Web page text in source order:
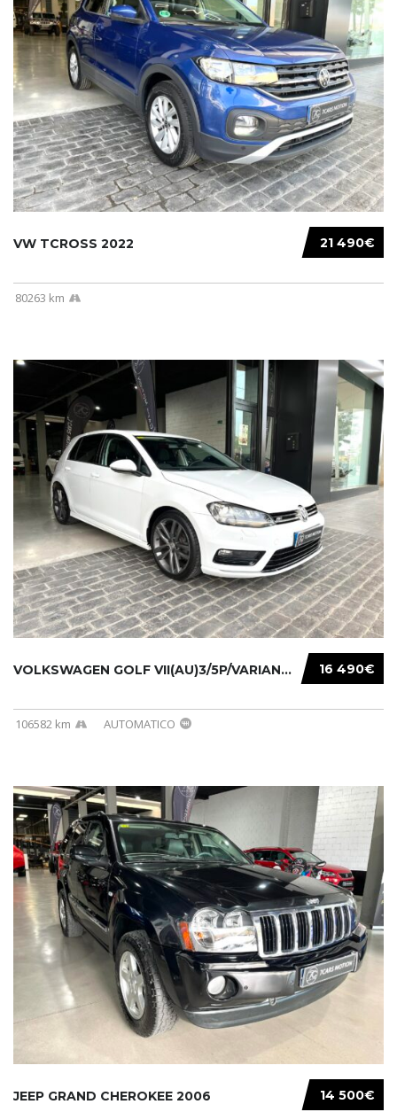
21 490€
VW TCROSS 2022
80263 km
16 490€
VOLKSWAGEN GOLF VII(AU)3/5P/VARIANT(12-16 20...
106582 km AUTOMATICO
14 500€
JEEP GRAND CHEROKEE 2006